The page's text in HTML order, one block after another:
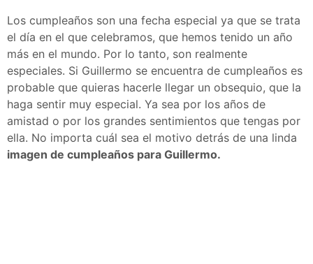
Los cumpleaños son una fecha especial ya que se trata
el día en el que celebramos, que hemos tenido un año
más en el mundo. Por lo tanto, son realmente
especiales. Si Guillermo se encuentra de cumpleaños es
probable que quieras hacerle llegar un obsequio, que la
haga sentir muy especial. Ya sea por los años de
amistad o por los grandes sentimientos que tengas por
ella. No importa cuál sea el motivo detrás de una linda
imagen de cumpleaños para Guillermo.